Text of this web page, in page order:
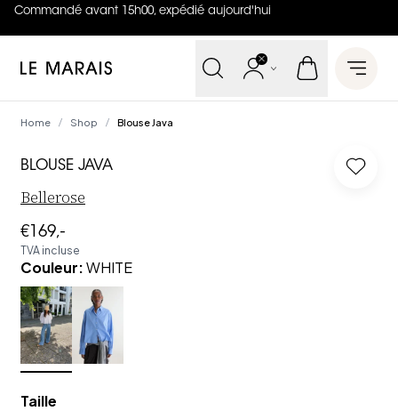
Commandé avant 15h00, expédié aujourd'hui
4.8 sur 5 ( 42 Avis)
Le Marais Open
Home / Shop / Blouse Java
BLOUSE JAVA Log in
Bellerose
€169,-
TVA incluse
Couleur:WHITE
Taille